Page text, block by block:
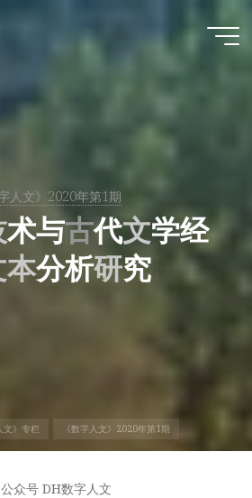
字人文》2020年第1期
术与古代文学经
本分析研究
文》专栏 《数字人文》2020年第1期
众号 DH数字人文